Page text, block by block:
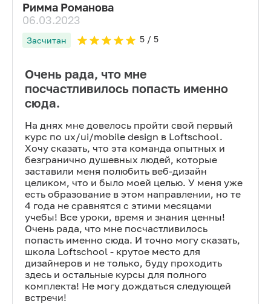
Римма Романова
06.03.2023
Засчитан 5/ 5
Очень рада, что мне
посчастливилось попасть именно
сюда.
На днях мне довелось пройти свой первый
курс по ux/ui/mobile design в Loftschool.
Хочу сказать, что эта команда опытных и
безгранично душевных людей, которые
заставили меня полюбить веб-дизайн
целиком, что и было моей целью. У меня уже
есть образование в этом направлении, но те
4 года не сравнятся с этими месяцами
учебы! Все уроки, время и знания ценны!
Очень рада, что мне посчастливилось
попасть именно сюда. И точно могу сказать,
школа Loftschool - крутое место для
дизайнеров и не только, буду проходить
здесь и остальные курсы для полного
комплекта! Не могу дождаться следующей
встречи!